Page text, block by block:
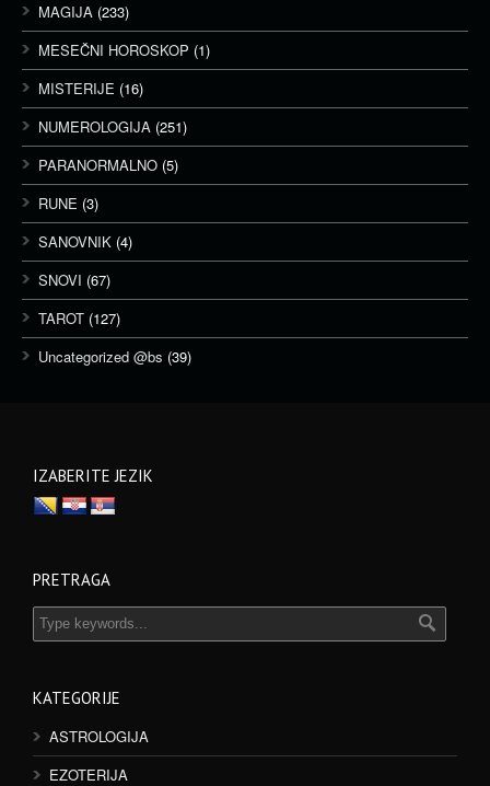
MAGIJA (233)
MESEČNI HOROSKOP (1)
MISTERIJE (16)
NUMEROLOGIJA (251)
PARANORMALNO (5)
RUNE (3)
SANOVNIK (4)
SNOVI (67)
TAROT (127)
Uncategorized @bs (39)
IZABERITE JEZIK
PRETRAGA
KATEGORIJE
ASTROLOGIJA
EZOTERIJA